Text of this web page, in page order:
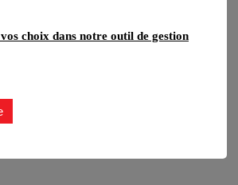
choix dans notre outil de gestion